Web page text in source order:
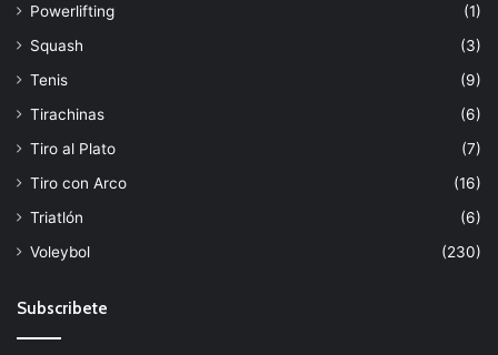
Powerlifting
(1)
Squash
(3)
Tenis
(9)
Tirachinas
(6)
Tiro al Plato
(7)
Tiro con Arco
(16)
Triatlón
(6)
Voleybol
(230)
Subscribete